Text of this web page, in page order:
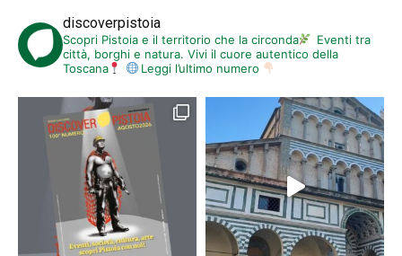
discoverpistoia
Scopri Pistoia e il territorio che la circonda
Eventi tra
città, borghi e natura. Vivi il cuore autentico della
Toscana
Leggi l’ultimo numero